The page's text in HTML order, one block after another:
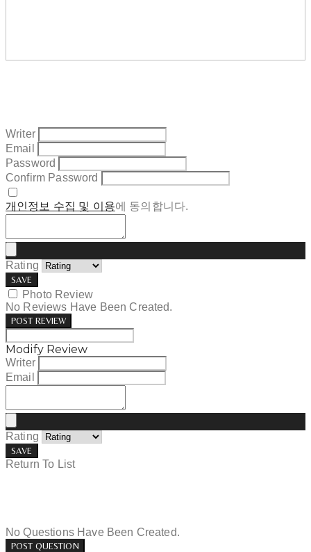
Writer
Email
Password
Confirm Password
개인정보 수집 및 이용에 동의합니다.
Rating
SAVE
Photo Review
No Reviews Have Been Created.
POST REVIEW
Modify Review
Writer
Email
Rating
SAVE
Return To List
No Questions Have Been Created.
POST QUESTION